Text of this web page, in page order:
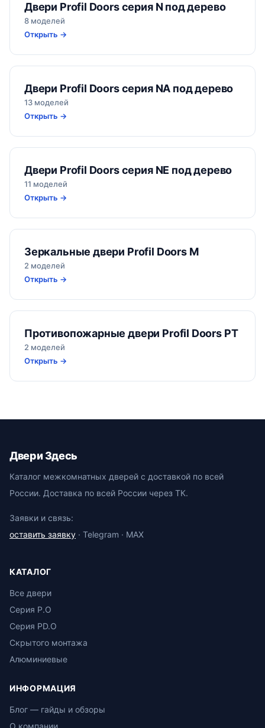
Двери Profil Doors серия N под дерево
8 моделей
Открыть →
Двери Profil Doors серия NA под дерево
13 моделей
Открыть →
Двери Profil Doors серия NE под дерево
11 моделей
Открыть →
Зеркальные двери Profil Doors M
2 моделей
Открыть →
Противопожарные двери Profil Doors PT
2 моделей
Открыть →
Двери Здесь
Каталог межкомнатных дверей с доставкой по всей
России. Доставка по всей России через ТК.
Заявки и связь:
оставить заявку · Telegram · MAX
КАТАЛОГ
Все двери
Серия P.O
Серия PD.O
Скрытого монтажа
Алюминиевые
ИНФОРМАЦИЯ
Блог — гайды и обзоры
О компании